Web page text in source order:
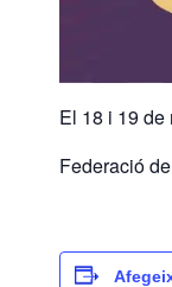
El 18 i 19 de
Federació